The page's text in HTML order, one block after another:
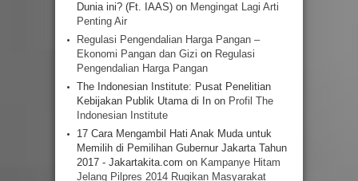
Dunia ini? (Ft. IAAS) on Mengingat Lagi Arti
Penting Air
Regulasi Pengendalian Harga Pangan –
Ekonomi Pangan dan Gizi on Regulasi
Pengendalian Harga Pangan
The Indonesian Institute: Pusat Penelitian
Kebijakan Publik Utama di In on Profil The
Indonesian Institute
17 Cara Mengambil Hati Anak Muda untuk
Memilih di Pemilihan Gubernur Jakarta Tahun
2017 - Jakartakita.com on Kampanye Hitam
Jelang Pilpres 2014 Rugikan Masyarakat